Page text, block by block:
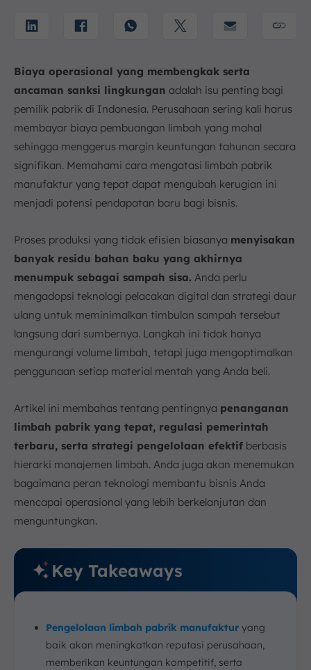
Biaya operasional yang membengkak serta
ancaman sanksi lingkungan adalah isu penting bagi
pemilik pabrik di Indonesia. Perusahaan sering kali harus
membayar biaya pembuangan limbah yang mahal
sehingga menggerus margin keuntungan tahunan secara
signifikan. Memahami cara mengatasi limbah pabrik
manufaktur yang tepat dapat mengubah kerugian ini
menjadi potensi pendapatan baru bagi bisnis.
Proses produksi yang tidak efisien biasanya menyisakan
banyak residu bahan baku yang akhirnya
menumpuk sebagai sampah sisa. Anda perlu
mengadopsi teknologi pelacakan digital dan strategi daur
ulang untuk meminimalkan timbulan sampah tersebut
langsung dari sumbernya. Langkah ini tidak hanya
mengurangi volume limbah, tetapi juga mengoptimalkan
penggunaan setiap material mentah yang Anda beli.
Artikel ini membahas tentang pentingnya penanganan
limbah pabrik yang tepat, regulasi pemerintah
terbaru, serta strategi pengelolaan efektif berbasis
hierarki manajemen limbah. Anda juga akan menemukan
bagaimana peran teknologi membantu bisnis Anda
mencapai operasional yang lebih berkelanjutan dan
menguntungkan.
Key Takeaways
Pengelolaan limbah pabrik manufaktur yang
baik akan meningkatkan reputasi perusahaan,
memberikan keuntungan kompetitif, serta